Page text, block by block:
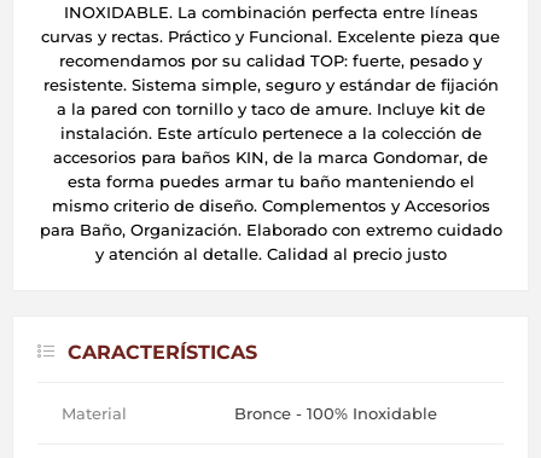
INOXIDABLE. La combinación perfecta entre líneas
curvas y rectas. Práctico y Funcional. Excelente pieza que
recomendamos por su calidad TOP: fuerte, pesado y
resistente. Sistema simple, seguro y estándar de fijación
a la pared con tornillo y taco de amure. Incluye kit de
instalación. Este artículo pertenece a la colección de
accesorios para baños KIN, de la marca Gondomar, de
esta forma puedes armar tu baño manteniendo el
mismo criterio de diseño. Complementos y Accesorios
para Baño, Organización. Elaborado con extremo cuidado
y atención al detalle. Calidad al precio justo
CARACTERÍSTICAS
Material Bronce - 100% Inoxidable